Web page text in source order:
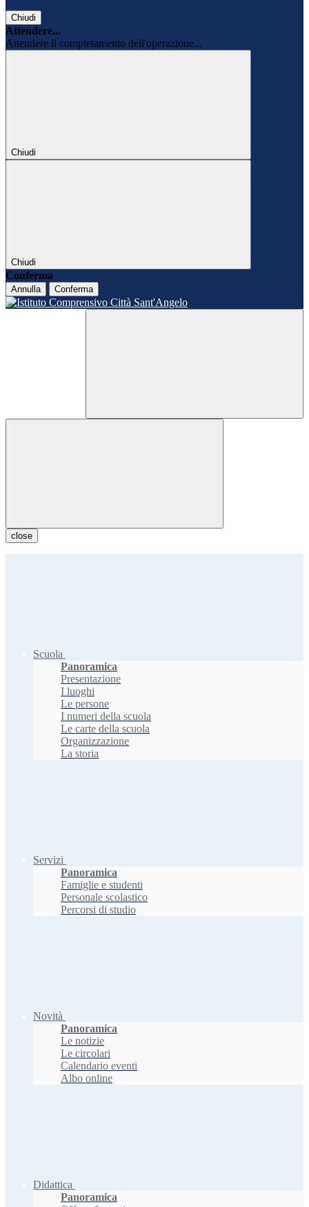
Chiudi
Attendere...
Attendere il completamento dell'operazione...
Chiudi
Chiudi
Conferma
Annulla Conferma
close
Scuola
Panoramica
Presentazione
I luoghi
Le persone
I numeri della scuola
Le carte della scuola
Organizzazione
La storia
Servizi
Panoramica
Famiglie e studenti
Personale scolastico
Percorsi di studio
Novità
Panoramica
Le notizie
Le circolari
Calendario eventi
Albo online
Didattica
Panoramica